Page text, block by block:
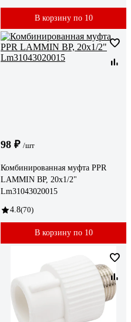
В корзину по 10
98 ₽ /шт
Комбинированная муфта PPR
LAMMIN ВР, 20х1/2"
Lm31043020015
4.8(70)
В корзину по 10